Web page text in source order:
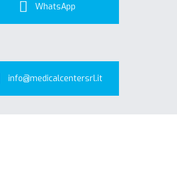
WhatsApp
info@medicalcentersrl.it